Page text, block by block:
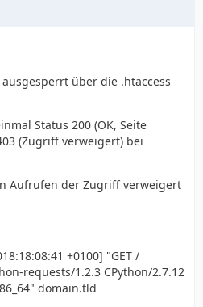
über die .htaccess
Status 200 (OK, Seite
(Zugriff verweigert) bei
Aufrufen der Zugriff verweigert
+0100] "GET /
requests/1.2.3 CPython/2.7.12
domain.tld